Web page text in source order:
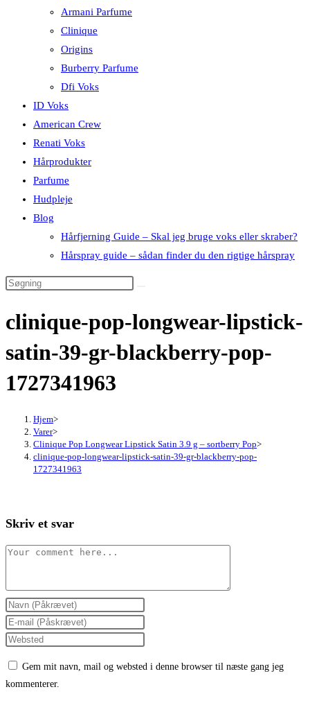
Armani Parfume
Clinique
Origins
Burberry Parfume
Dfi Voks
ID Voks
American Crew
Renati Voks
Hårprodukter
Parfume
Hudpleje
Blog
Hårfjerning Guide – Skal jeg bruge voks eller skraber?
Hårspray guide – sådan finder du den rigtige hårspray
clinique-pop-longwear-lipstick-
satin-39-gr-blackberry-pop-
1727341963
Hjem>
Varer>
Clinique Pop Longwear Lipstick Satin 3.9 g – sortberry Pop>
clinique-pop-longwear-lipstick-satin-39-gr-blackberry-pop-
1727341963
Skriv et svar
Comment
Enter
your
name
Enter
your
Enter
Gem mit navn, mail og websted i denne browser til næste gang jeg
kommenterer.